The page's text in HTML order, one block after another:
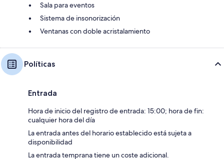
Sala para eventos
Sistema de insonorización
Ventanas con doble acristalamiento
Políticas
Entrada
Hora de inicio del registro de entrada: 15:00; hora de fin:
cualquier hora del día
La entrada antes del horario establecido está sujeta a
disponibilidad
La entrada temprana tiene un coste adicional.